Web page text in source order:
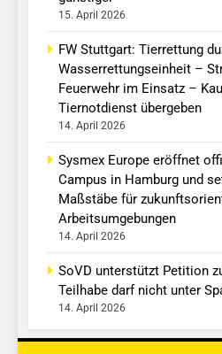
15. April 2026
FW Stuttgart: Tierrettung
Wasserrettungseinheit –
Feuerwehr im Einsatz –
Tiernotdienst übergeben
14. April 2026
Sysmex Europe eröffnet
Campus in Hamburg und
Maßstäbe für
Arbeitsumgebungen
14. April 2026
SoVD unterstützt Petition
Teilhabe darf nicht unter
14. April 2026